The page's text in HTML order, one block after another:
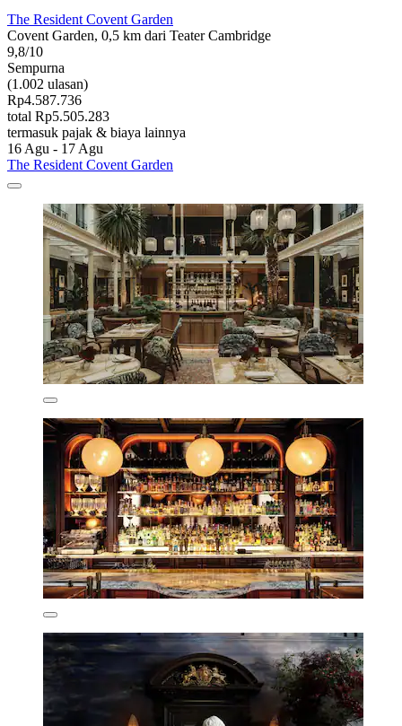
The Resident Covent Garden
Covent Garden, 0,5 km dari Teater Cambridge
9,8/10
Sempurna
(1.002 ulasan)
Rp4.587.736
total Rp5.505.283
termasuk pajak & biaya lainnya
16 Agu - 17 Agu
The Resident Covent Garden